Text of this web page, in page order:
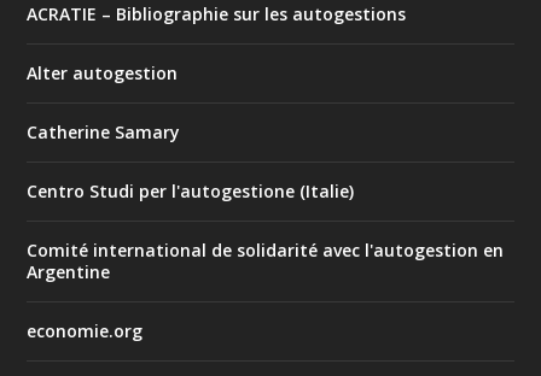
ACRATIE – Bibliographie sur les autogestions
Alter autogestion
Catherine Samary
Centro Studi per l'autogestione (Italie)
Comité international de solidarité avec l'autogestion en
Argentine
economie.org